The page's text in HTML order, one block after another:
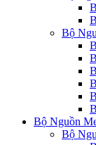
Bộ
Bộ Nguồn
Bộ